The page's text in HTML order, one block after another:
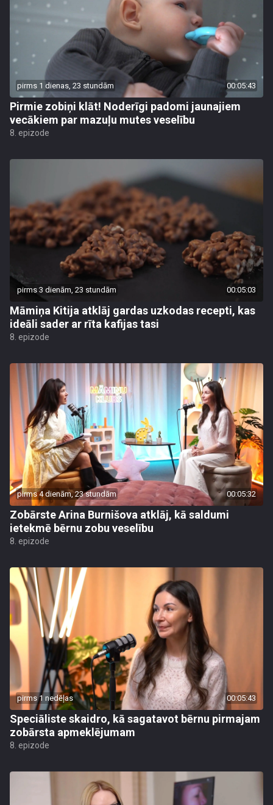
pirms 1 dienas, 23 stundām 00:05:43
Pirmie zobiņi klāt! Noderīgi padomi jaunajiem
vecākiem par mazuļu mutes veselību
8. epizode
pirms 3 dienām, 23 stundām 00:05:03
Māmiņa Kitija atklāj gardas uzkodas recepti, kas
ideāli sader ar rīta kafijas tasi
8. epizode
pirms 4 dienām, 23 stundām 00:05:32
Zobārste Arina Burnišova atklāj, kā saldumi
ietekmē bērnu zobu veselību
8. epizode
pirms 1 nedēļas 00:05:43
Speciāliste skaidro, kā sagatavot bērnu pirmajam
zobārsta apmeklējumam
8. epizode